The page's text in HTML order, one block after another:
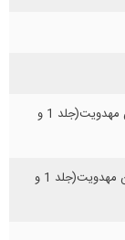
مجموعه مقالات دوازهمين همايش بين‌المللی دكترين مهدويت(جلد 1 و
مجموعه مقالات پانزدهمين همايش بين‌المللی دكترين مهدويت(جلد 1 و